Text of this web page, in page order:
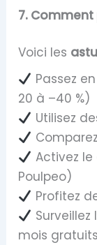
7.
Voici les
Passez en
20 à –40 %)
Utilisez
Activez le
Poulpeo)
Profitez
mois